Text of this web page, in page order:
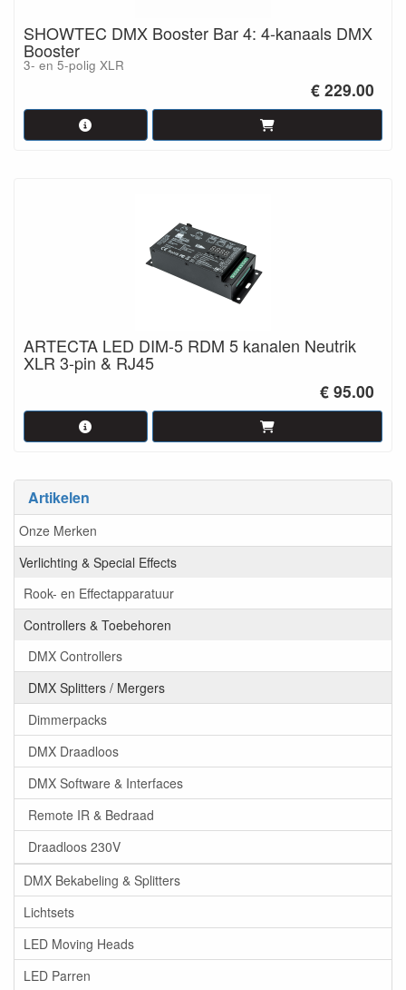
Artikelen
Onze Merken
Verlichting & Special Effects
Rook- en Effectapparatuur
Controllers & Toebehoren
DMX Controllers
DMX Splitters / Mergers
Dimmerpacks
DMX Draadloos
DMX Software & Interfaces
Remote IR & Bedraad
Draadloos 230V
DMX Bekabeling & Splitters
Lichtsets
LED Moving Heads
LED Parren
SHOWTEC DMX Booster Bar 4: 4-kanaals DMX
Booster
3- en 5-polig XLR
€ 229.00
ARTECTA LED DIM-5 RDM 5 kanalen Neutrik
XLR 3-pin & RJ45
€ 95.00